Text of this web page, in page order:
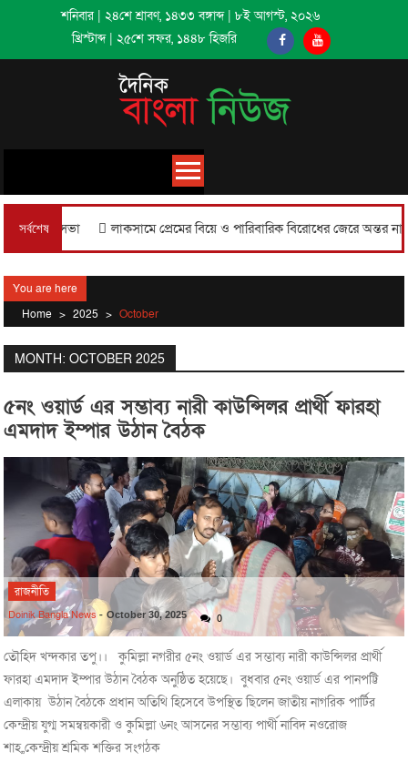
content
শনিবার| ২৪শে শ্রাবণ, ১৪৩৩ বঙ্গাব্দ| ৮ই আগস্ট, ২০২৬
খ্রিস্টাব্দ| ২৫শে সফর, ১৪৪৮ হিজরি
সর্বশেষলাকসামে প্রেমের বিয়ে ও পারিবারিক বিরোধের জেরে অন্তর নামে এক
You are here
Home > 2025 > October
MONTH: OCTOBER 2025
৫নং ওয়ার্ড এর সম্ভাব্য নারী কাউন্সিলর প্রার্থী ফারহা
এমদাদ ইম্পার উঠান বৈঠক
রাজনীতি
Doinik Bangla News -October 30, 2025 0
তৌহিদ খন্দকার তপু।। কুমিল্লা নগরীর ৫নং ওয়ার্ড এর সম্ভাব্য নারী কাউন্সিলর প্রার্থী
ফারহা এমদাদ ইম্পার উঠান বৈঠক অনুষ্ঠিত হয়েছে। বুধবার ৫নং ওয়ার্ড এর পানপট্টি
এলাকায় উঠান বৈঠকে প্রধান অতিথি হিসেবে উপস্থিত ছিলেন জাতীয় নাগরিক পার্টির
কেন্দ্রীয় যুগ্ম সমন্বয়কারী ও কুমিল্লা ৬নং আসনের সম্ভাব্য পার্থী নাবিদ নওরোজ
শাহ,,কেন্দ্রীয় শ্রমিক শক্তির সংগঠক